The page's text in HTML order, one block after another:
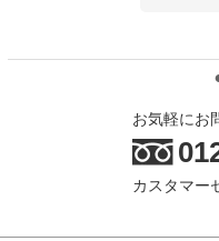
お気軽にお
カスタマー